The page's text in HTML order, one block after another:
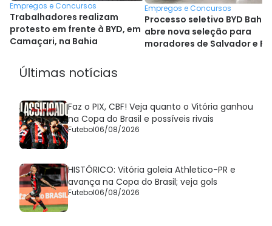
Empregos e Concursos
Trabalhadores realizam
protesto em frente à BYD, em
Camaçari, na Bahia
Empregos e Concursos
Processo seletivo BYD Bahia
abre nova seleção para
moradores de Salvador e
Últimas notícias
Faz o PIX, CBF! Veja quanto o Vitória ganhou
na Copa do Brasil e possíveis rivais
Futebol06/08/2026
HISTÓRICO: Vitória goleia Athletico-PR e
avança na Copa do Brasil; veja gols
Futebol06/08/2026